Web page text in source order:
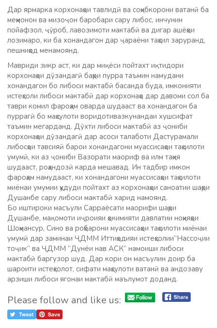
Дар ярмарка корхонаҳои тавлидӣ ва соҳибкорони ватанӣ ба
меҳмонон ва мизоҷон баробари сару либос, инчунин
пойафзол, ҷӯроб, лавозимоти мактабӣ ва дигар ашёҳои
лозимаро, ки ба хонандагон дар ҷараёни таҳсил заруранд,
пешниҳод менамоянд.
Мавриди зикр аст, ки дар миқёси пойтахт иқтидори
корхонаҳои дӯзандагӣ баҳри пурра таъмин намудани
хонандагон бо либоси мактабӣ басанда буда, имконияти
истеҳсоли либоси мактабӣ дар корхонаҳо дар давоми сол ба
таври комил фароҳам оварда шудааст ва хонандагон ба
пуррагӣ бо маҳсулоти воридотивазкунандаи хушсифат
таъмин мегарданд. Дӯхти либоси мактабӣ аз ҷониби
корхонаҳои дӯзандагӣ дар асоси талаботи Дастурамали
либосҳои тавсияӣ барои хонандагони муассисаҳои таҳсилоти
умумӣ, ки аз ҷониби Вазорати маориф ва илм таҳия
шудааст, роҳандозӣ карда мешавад. Ин тадбир имкон
фароҳам намудааст, ки хонандагони муассисаҳои таҳсилоти
миёнаи умумии ҳудуди пойтахт аз корхонаҳои саноатии шаҳри
Душанбе сару либоси мактабӣ харид намоянд.
Бо иштироки масъули Сарраёсати маорифи шаҳри
Душанбе, мақомоти иҷроияи ҳокимияти давлатии ноҳияҳои
Шоҳмансур, Сино ва роҳбарони муассисаҳои таҳсилоти миёнаи
умумӣ дар заминаи ҶДММ Иттиҳодияи истеҳсолии“Нассоҷии
тоҷик” ва ҶДММ “Дунёи нав АСК” намоиши либоси
мактабӣ баргузор шуд. Дар кори он масъулин доир ба
шароити истеҳсолот, сифати маҳсулоти ватанӣ ва андозаву
арзиши либоси ягонаи мактабӣ маълумот доданд.
Please follow and like us: